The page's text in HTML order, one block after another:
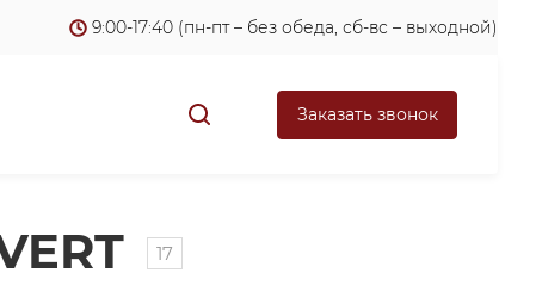
9:00-17:40 (пн-пт – без обеда, сб-вс – выходной)
Заказать звонок
17